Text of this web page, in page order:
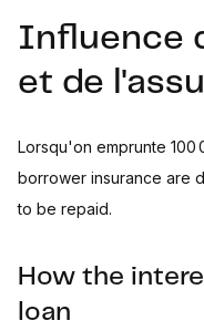
Influence
et de
Lorsqu'on emprunte 100
borrower insurance are
to be repaid.
How the
loan